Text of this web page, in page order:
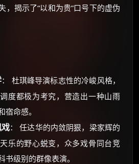
，揭示了“以和为贵”口号下的虚伪
： 杜琪峰导演标志性的冷峻风格，
度都极为考究，营造出一种山雨
宿命感。
： 任达华的内敛阴狠，梁家辉的
乐的野心蜕变，众多戏骨同台竞
书级别的群像表演。